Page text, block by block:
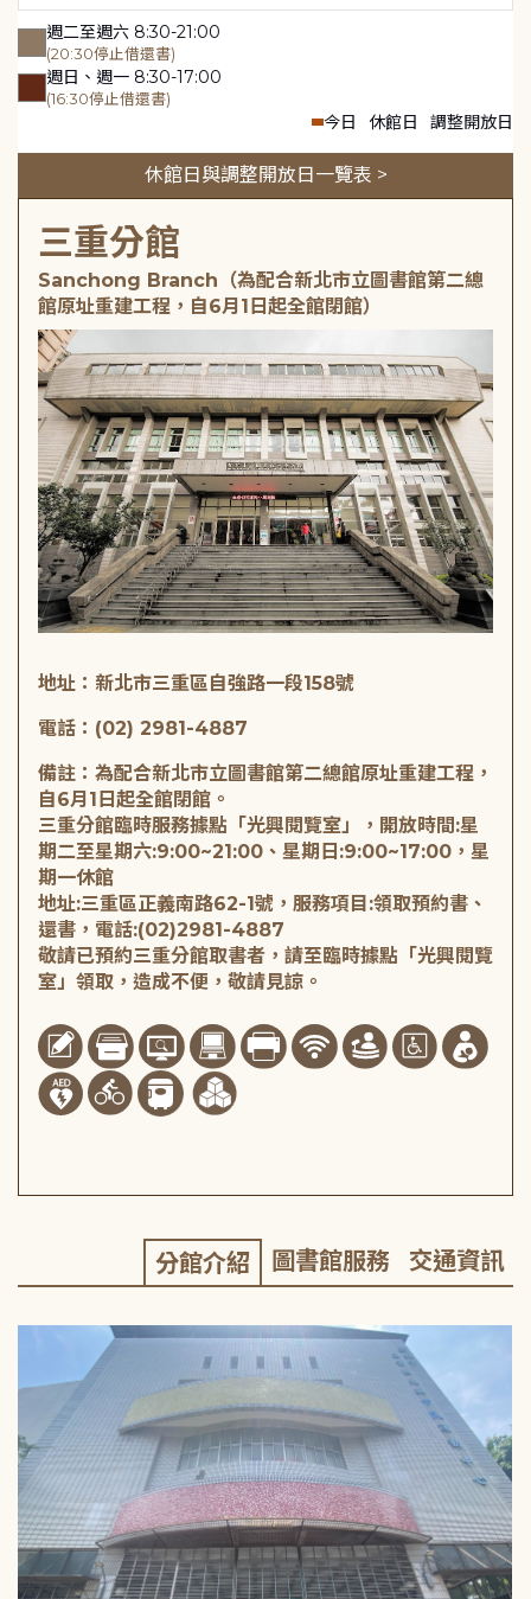
週二至週六 8:30-21:00
(20:30停止借還書)
週日、週一 8:30-17:00
(16:30停止借還書)
今日 休館日 調整開放日
休館日與調整開放日一覽表 >
三重分館
Sanchong Branch（為配合新北市立圖書館第二總
館原址重建工程，自6月1日起全館閉館）
地址：新北市三重區自強路一段158號
電話：(02) 2981-4887
備註：為配合新北市立圖書館第二總館原址重建工程，
自6月1日起全館閉館。
三重分館臨時服務據點「光興閱覽室」，開放時間:星
期二至星期六:9:00~21:00、星期日:9:00~17:00，星
期一休館
地址:三重區正義南路62-1號，服務項目:領取預約書、
還書，電話:(02)2981-4887
敬請已預約三重分館取書者，請至臨時據點「光興閱覽
室」領取，造成不便，敬請見諒。
分館介紹 圖書館服務 交通資訊